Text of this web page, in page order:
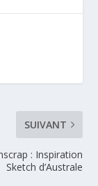
SUIVANT
: Inspiration
Sketch d’Australe